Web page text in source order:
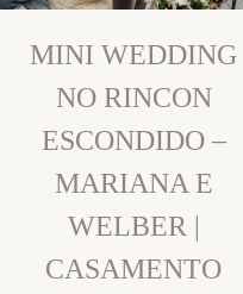
MINI WEDDING
NO RINCON
ESCONDIDO –
MARIANA E
WELBER |
CASAMENTO